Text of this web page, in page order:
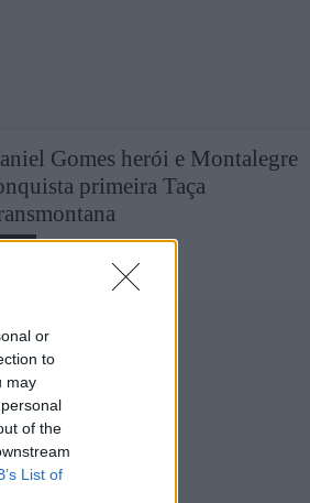
or
to
may
of the
List of
Gomes herói e Montalegre
primeira Taça
8 de Agosto, 2026